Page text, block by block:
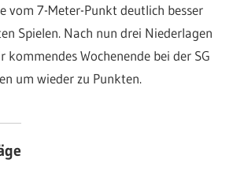
vom 7-Meter-Punkt deutlich besser
Spielen. Nach nun drei Niederlagen
kommendes Wochenende bei der SG
um wieder zu Punkten.